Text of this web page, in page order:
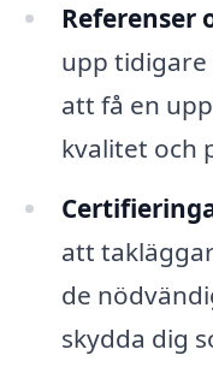
Referenser
upp
att få en
kvalitet och
att
de
skydda dig